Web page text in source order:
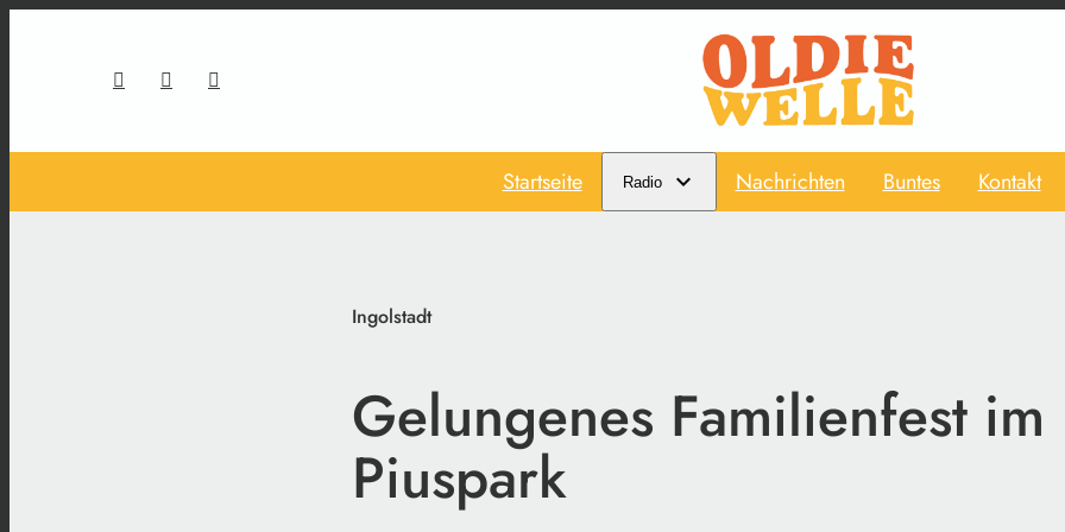
Startseite Radio Nachrichten Buntes Kontakt
Ingolstadt
Gelungenes Familienfest im
Piuspark